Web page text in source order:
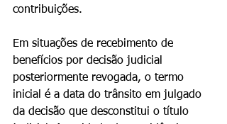
contribuições.
Em situações de recebimento de
benefícios por decisão judicial
posteriormente revogada, o termo
inicial é a data do trânsito em julgado
da decisão que desconstitui o título